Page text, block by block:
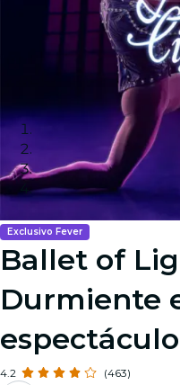
Exclusivo Fever
Ballet of
Durmiente
4.2 (463)